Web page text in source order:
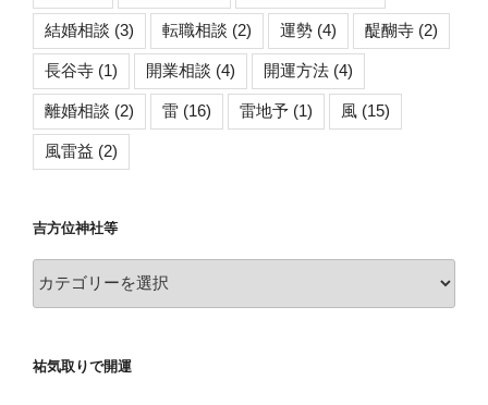
結婚相談 (3) 転職相談 (2) 運勢 (4) 醍醐寺 (2)
長谷寺 (1) 開業相談 (4) 開運方法 (4)
離婚相談 (2) 雷 (16) 雷地予 (1) 風 (15)
風雷益 (2)
吉方位神社等
方
社
祐気取りで開運